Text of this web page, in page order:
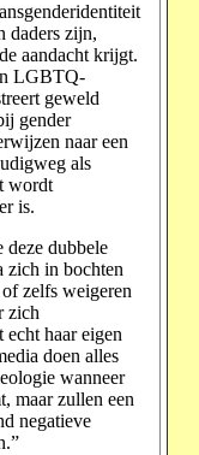
daders zijn,
aandacht krijgt.
LGBTQ-
geweld
gender
naar een
als
wordt
is.
deze dubbele
zich in bochten
zelfs weigeren
zich
echt haar eigen
doen alles
wanneer
maar zullen een
negatieve